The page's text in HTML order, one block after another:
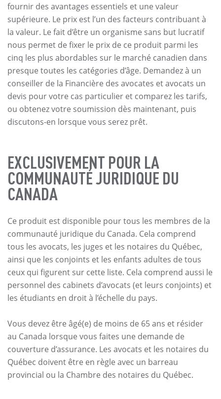
fournir des avantages essentiels et une valeur
supérieure. Le prix est l’un des facteurs contribuant à
la valeur. Le fait d’être un organisme sans but lucratif
nous permet de fixer le prix de ce produit parmi les
cinq les plus abordables sur le marché canadien dans
presque toutes les catégories d’âge. Demandez à un
conseiller de la Financière des avocates et avocats un
devis pour votre cas particulier et comparez les tarifs,
ou obtenez votre soumission dès maintenant, puis
discutons-en lorsque vous serez prêt.
EXCLUSIVEMENT POUR LA
COMMUNAUTÉ JURIDIQUE DU
CANADA
Ce produit est disponible pour tous les membres de la
communauté juridique du Canada. Cela comprend
tous les avocats, les juges et les notaires du Québec,
ainsi que les conjoints et les enfants adultes de tous
ceux qui figurent sur cette liste. Cela comprend aussi le
personnel des cabinets d’avocats (et leurs conjoints) et
les étudiants en droit à l’échelle du pays.
Vous devez être âgé(e) de moins de 65 ans et résider
au Canada lorsque vous faites une demande de
couverture d’assurance. Les avocats et les notaires du
Québec doivent être en règle avec un barreau
provincial ou la Chambre des notaires du Québec.